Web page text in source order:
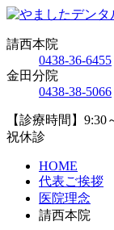
請西本院
0438-36-6455
金田分院
0438-38-5066
【診療時間】
祝休診
HOME
代表ご挨拶
医院理念
請西本院